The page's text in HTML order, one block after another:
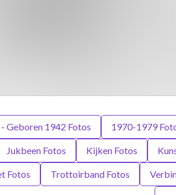
Geboren 1942 Fotos 1970-1979
Jukbeen Fotos Kijken Fotos
Fotos Trottoirband Fotos